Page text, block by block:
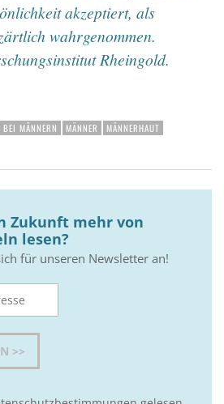
akzeptiert, als
wahrgenommen.
Rheingold.
MÄNNERN MÄNNER
MÄNNERHAUT
Zukunft mehr von
lesen?
für unseren Newsletter an!